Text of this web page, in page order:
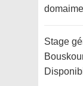
Stage